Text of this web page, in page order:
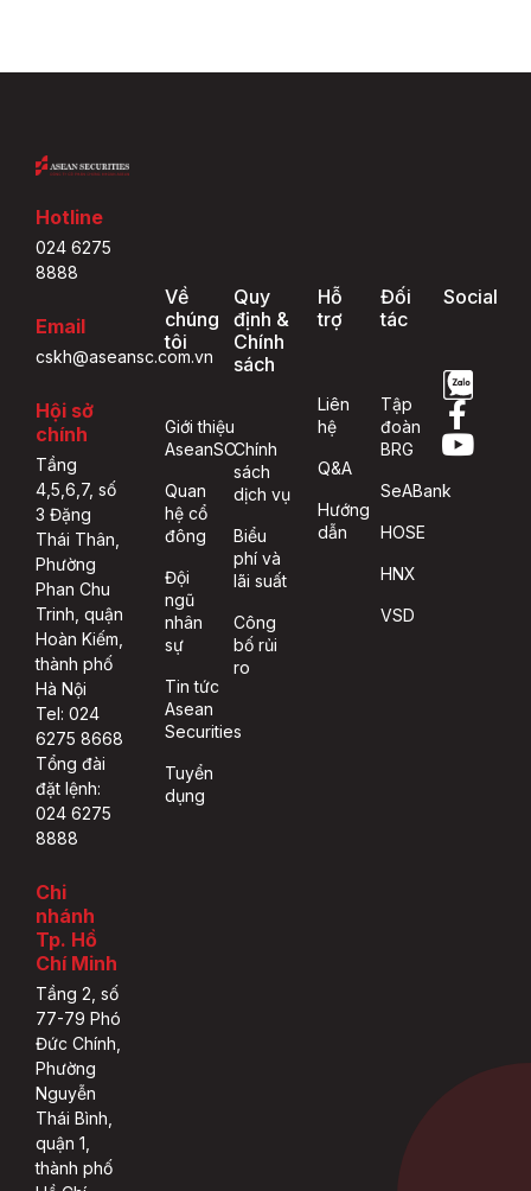
Hotline
024 6275
8888
Email
cskh@aseansc.com.vn
Hội sở
chính
Tầng
4,5,6,7, số
3 Đặng
Thái Thân,
Phường
Phan Chu
Trinh, quận
Hoàn Kiếm,
thành phố
Hà Nội
Tel: 024
6275 8668
Tổng đài
đặt lệnh:
024 6275
8888
Chi
nhánh
Tp. Hồ
Chí Minh
Tầng 2, số
77-79 Phó
Đức Chính,
Phường
Nguyễn
Thái Bình,
quận 1,
thành phố
Về
chúng
tôi
Giới thiệu
AseanSC
Quan
hệ cổ
đông
Đội
ngũ
nhân
sự
Tin tức
Asean
Securities
Tuyển
dụng
Quy
định &
Chính
sách
Chính
sách
dịch vụ
Biểu
phí và
lãi suất
Công
bố rủi
ro
Hỗ
trợ
Liên
hệ
Q&A
Hướng
dẫn
Đối
tác
Tập
đoàn
BRG
SeABank
HOSE
HNX
VSD
Social